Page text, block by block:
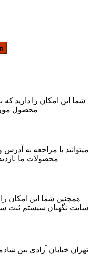
شما این امکان را دارید
محصول
میتوانید با مراجعه به
محصولات ما
همچنین شما این امکان
سایت نگهبان سیستم ثبت
تهران خیابان آزادی بین